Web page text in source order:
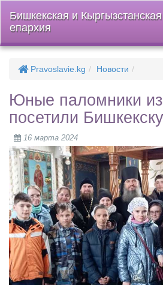
Бишкекская и Кыргызстанская
епархия
Pravoslavie.kg Новости
Юные паломники из
посетили
16 марта 2024